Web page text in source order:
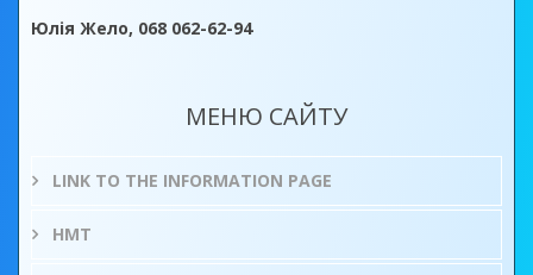
Юлія Жело, 068 062-62-94
МЕНЮ САЙТУ
LINK TO THE INFORMATION PAGE
НМТ